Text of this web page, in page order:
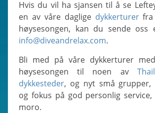
Hvis du vil ha sjansen til å se Lefteye-flyndre på
en av våre daglige dykkerturerfra
høysesongen, kan du sende oss
info@diveandrelax.com.
Bli med på våre dykkerturer med hurtigbåt i
høysesongen til noen av
dykkesteder, og nyt små grupper,
og fokus på god personlig
moro.